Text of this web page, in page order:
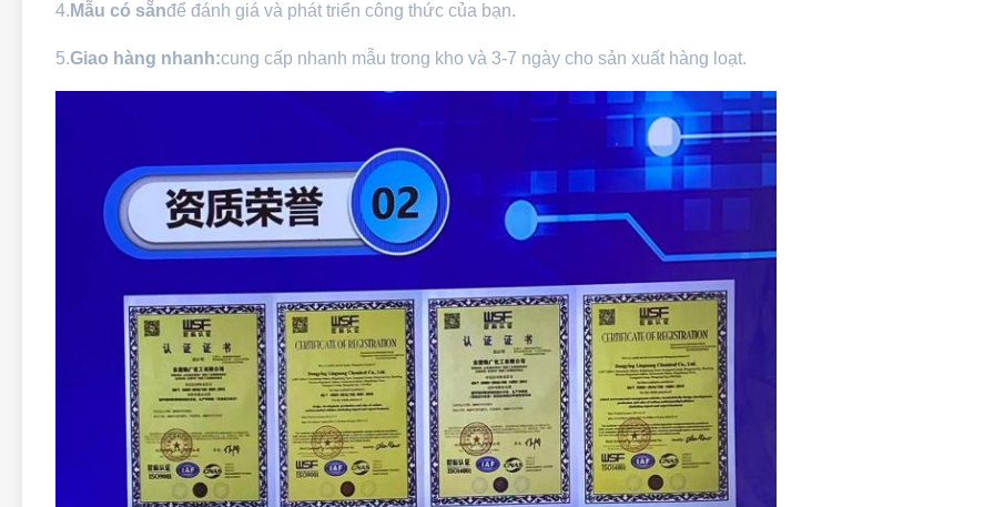
4. Mẫu có sẵnđể đánh giá và phát triển công thức của bạn.
5.Giao hàng nhanh:cung cấp nhanh mẫu trong kho và 3-7 ngày cho sản xuất hàng loạt.